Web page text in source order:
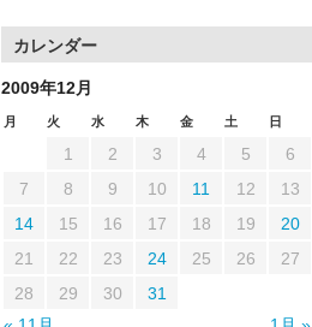
カレンダー
2009年12月
月 火 水 木 金 土 日
1 2 3 4 5
6
7
8 9 10 11 12
13
14
15 16 17 18 19
20
21
22 23 24 25 26
27
28
29 30 31